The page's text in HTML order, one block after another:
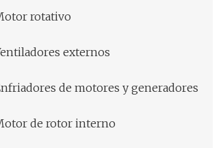
rotativo
externos
de motores y generadores
de rotor interno